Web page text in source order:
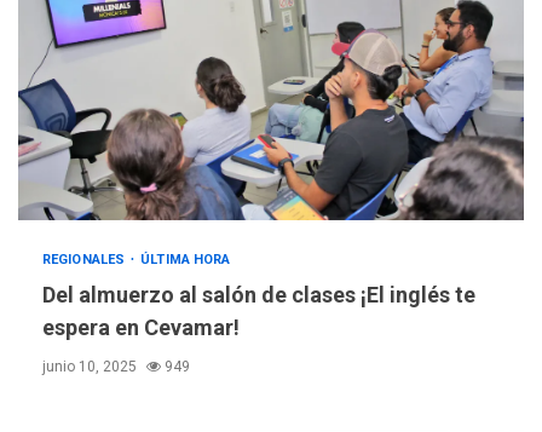
REGIONALES ÚLTIMA HORA
Del almuerzo al salón de clases ¡El inglés te
espera en Cevamar!
junio 10, 2025 949